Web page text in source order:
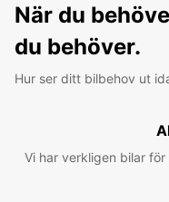
När du
du behöver.
Hur ser ditt bilbehov ut
Vi har verkligen bilar